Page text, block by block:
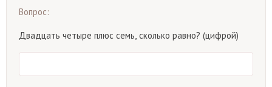
Вопрос:
Двадцать четыре плюс семь, сколько равно? (цифрой)